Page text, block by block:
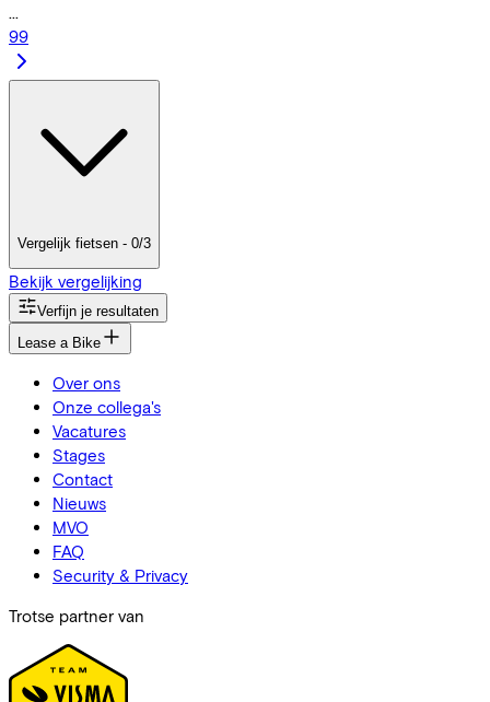
...
99
Vergelijk fietsen - 0/3
Bekijk vergelijking
Verfijn je resultaten
Lease a Bike
Over ons
Onze collega's
Vacatures
Stages
Contact
Nieuws
MVO
FAQ
Security & Privacy
Trotse partner van